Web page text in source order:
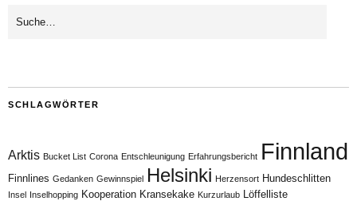
SCHLAGWÖRTER
Arktis Bucket List Corona Entschleunigung Erfahrungsbericht Finnland
Finnlines Gedanken Gewinnspiel Helsinki Herzensort Hundeschlitten
Insel Inselhopping Kooperation Kransekake Kurzurlaub Löffelliste